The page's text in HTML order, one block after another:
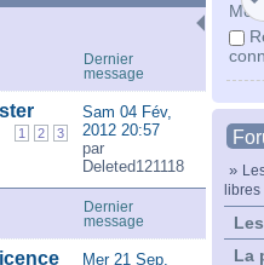
Mot
»
libres
La
Dernier
message
1 2 3
Sam 04 Fév,
2012 20:57
par
Deleted121118
Dernier
message
Mer 21 Sep,